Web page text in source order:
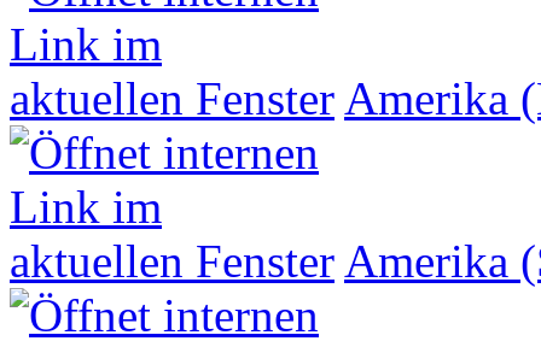
Amerika
Amerika